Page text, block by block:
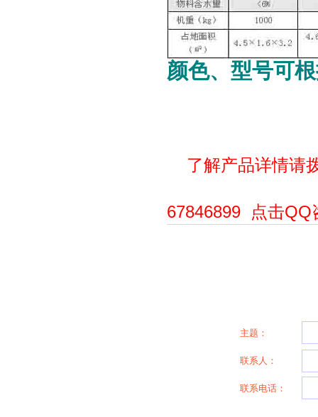
颜色、型号可
了解产品详情请
67846899 点击QQ
主题：
联系人：
联系电话：